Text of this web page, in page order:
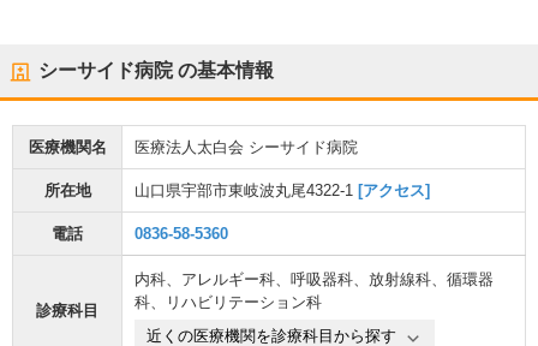
シーサイド病院の基本情報
医療機関名 医療法人太白会 シーサイド病院
所在地 山口県宇部市東岐波丸尾4322-1 [アクセス]
電話 0836-58-5360
診療科目
内科、 アレルギー科、 呼吸器科、 放射線科、 循環器
科、
リハビリテーション科
近くの医療機関を診療科目から探す